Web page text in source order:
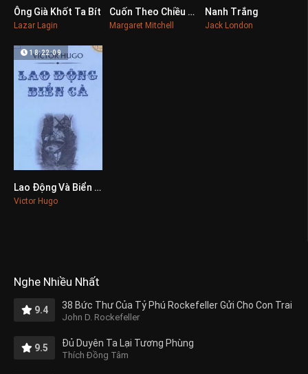
0
Ông Già Khốt Ta Bít
Lazar Lagin
0
Cuốn Theo Chiều Gió
Margaret Mitchell
Nanh Trắng
Jack London
0
18:22:09
Lao Động Và Biển Cả
Victor Hugo
Nghe Nhiều Nhất
9.4 38 Bức Thư Của Tỷ Phú Rockefeller Gửi Cho Con Trai
John D. Rockefeller
9.5 Đủ Duyên Ta Lại Tương Phùng
Thích Đồng Tâm